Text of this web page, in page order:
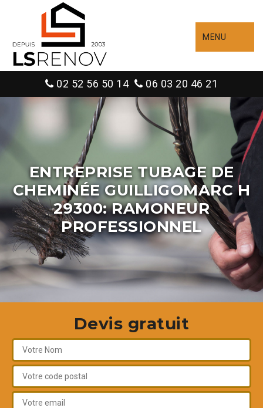
MENU
02 52 56 50 14 06 03 20 46 21
ENTREPRISE TUBAGE DE
CHEMINÉE GUILLIGOMARC H
29300: RAMONEUR
PROFESSIONNEL
Devis gratuit